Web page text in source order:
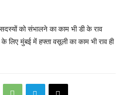
को संभालने का काम भी डी के राव
मुंबई में हफ्ता वसूली का काम भी राव ही